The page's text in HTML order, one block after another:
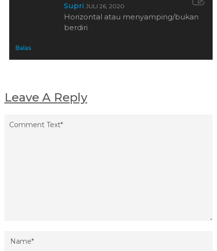
Supri JULI 26, 2020
Horizontal atau menyamping/bukan
berdiri
Balas
Leave A Reply